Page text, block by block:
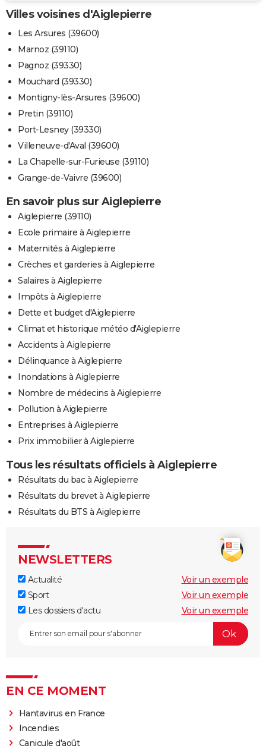
Villes voisines d'Aiglepierre
Les Arsures (39600)
Marnoz (39110)
Pagnoz (39330)
Mouchard (39330)
Montigny-lès-Arsures (39600)
Pretin (39110)
Port-Lesney (39330)
Villeneuve-d'Aval (39600)
La Chapelle-sur-Furieuse (39110)
Grange-de-Vaivre (39600)
En savoir plus sur Aiglepierre
Aiglepierre (39110)
Ecole primaire à Aiglepierre
Maternités à Aiglepierre
Crèches et garderies à Aiglepierre
Salaires à Aiglepierre
Impôts à Aiglepierre
Dette et budget d'Aiglepierre
Climat et historique météo d'Aiglepierre
Accidents à Aiglepierre
Délinquance à Aiglepierre
Inondations à Aiglepierre
Nombre de médecins à Aiglepierre
Pollution à Aiglepierre
Entreprises à Aiglepierre
Prix immobilier à Aiglepierre
Tous les résultats officiels à Aiglepierre
Résultats du bac à Aiglepierre
Résultats du brevet à Aiglepierre
Résultats du BTS à Aiglepierre
NEWSLETTERS
Actualité
Voir un exemple
Sport
Voir un exemple
Les dossiers d'actu
Voir un exemple
EN CE MOMENT
Hantavirus en France
Incendies
Canicule d'août